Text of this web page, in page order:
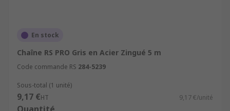
En stock
Chaîne RS PRO Gris en Acier Zingué 5 m
Code commande RS 284-5239
Sous-total (1 unité)
9,17 €HT 9,17 €/unité